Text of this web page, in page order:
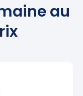
au